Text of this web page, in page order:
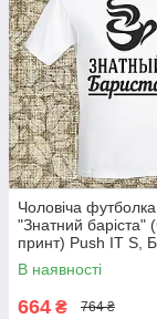
Чоловіча
"Знатний баріста"
принт) Push IT S,
В наявності
664 ₴ 764 ₴